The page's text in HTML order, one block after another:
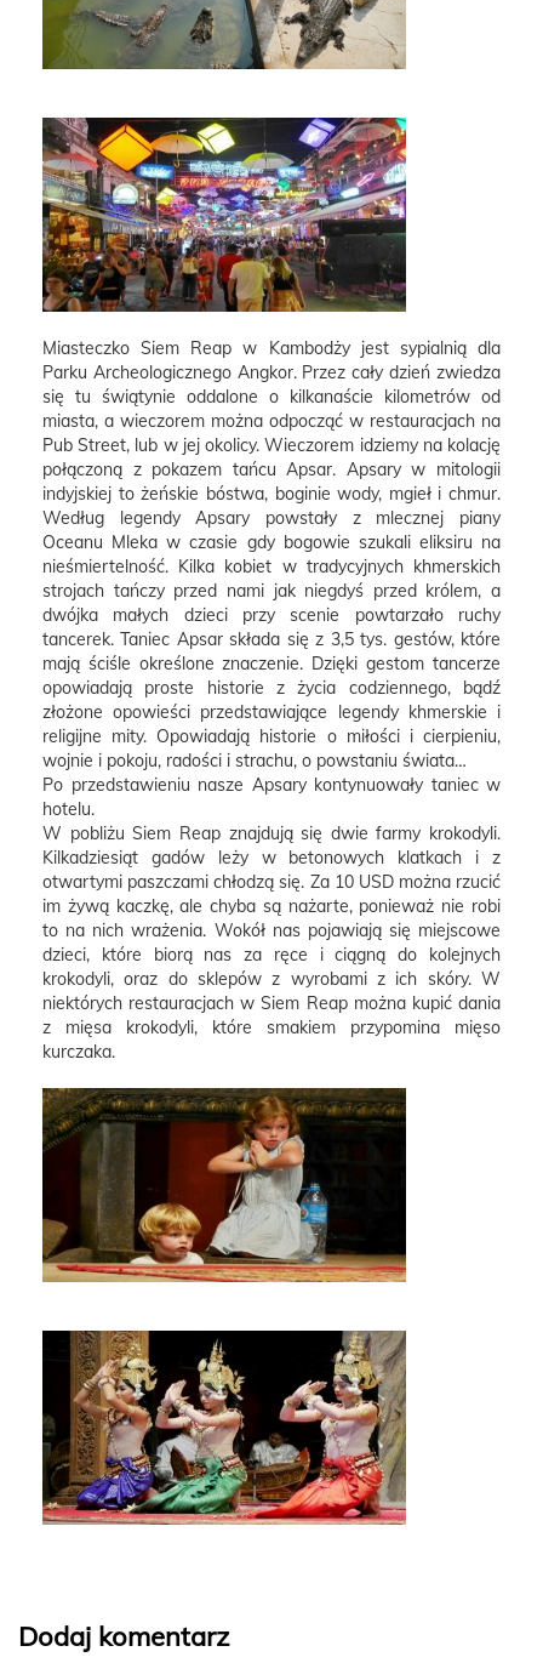
Miasteczko Siem Reap w Kambodży jest sypialnią dla
Parku Archeologicznego Angkor. Przez cały dzień zwiedza
się tu świątynie oddalone o kilkanaście kilometrów od
miasta, a wieczorem można odpocząć w restauracjach na
Pub Street, lub w jej okolicy. Wieczorem idziemy na kolację
połączoną z pokazem tańcu Apsar. Apsary w mitologii
indyjskiej to żeńskie bóstwa, boginie wody, mgieł i chmur.
Według legendy Apsary powstały z mlecznej piany
Oceanu Mleka w czasie gdy bogowie szukali eliksiru na
nieśmiertelność. Kilka kobiet w tradycyjnych khmerskich
strojach tańczy przed nami jak niegdyś przed królem, a
dwójka małych dzieci przy scenie powtarzało ruchy
tancerek. Taniec Apsar składa się z 3,5 tys. gestów, które
mają ściśle określone znaczenie. Dzięki gestom tancerze
opowiadają proste historie z życia codziennego, bądź
złożone opowieści przedstawiające legendy khmerskie i
religijne mity. Opowiadają historie o miłości i cierpieniu,
wojnie i pokoju, radości i strachu, o powstaniu świata…
Po przedstawieniu nasze Apsary kontynuowały taniec w
hotelu.
W pobliżu Siem Reap znajdują się dwie farmy krokodyli.
Kilkadziesiąt gadów leży w betonowych klatkach i z
otwartymi paszczami chłodzą się. Za 10 USD można rzucić
im żywą kaczkę, ale chyba są nażarte, ponieważ nie robi
to na nich wrażenia. Wokół nas pojawiają się miejscowe
dzieci, które biorą nas za ręce i ciągną do kolejnych
krokodyli, oraz do sklepów z wyrobami z ich skóry. W
niektórych restauracjach w Siem Reap można kupić dania
z mięsa krokodyli, które smakiem przypomina mięso
kurczaka.
Dodaj komentarz